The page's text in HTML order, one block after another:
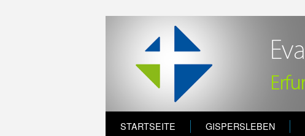
STARTSEITE GISPERSLEBEN